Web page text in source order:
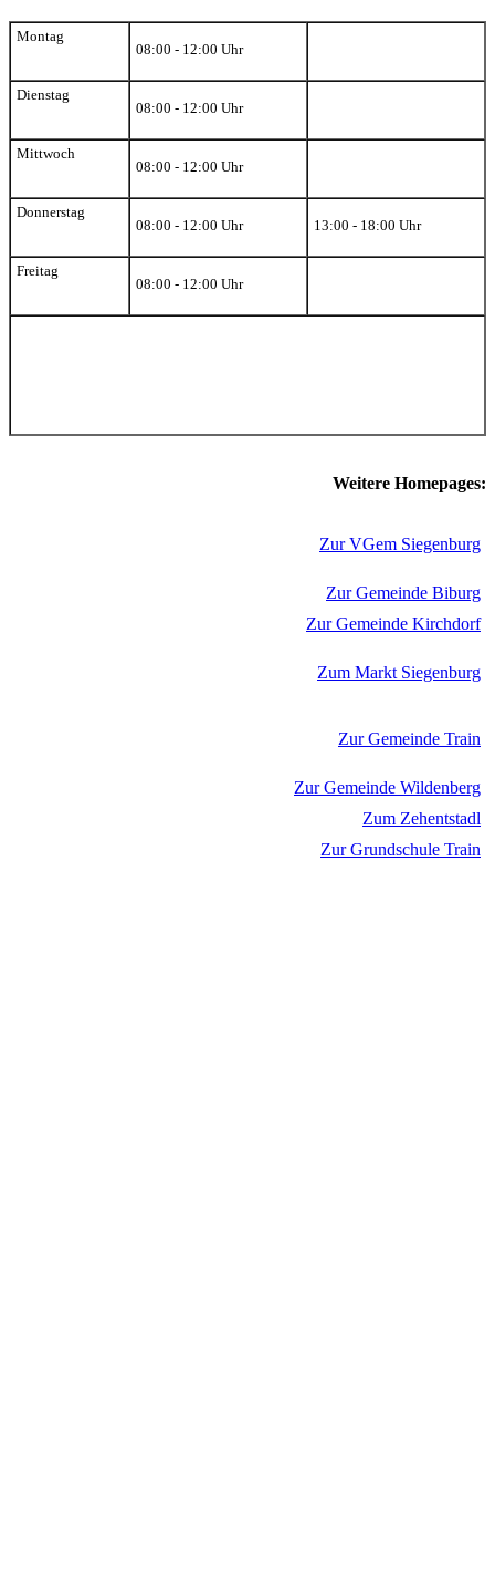
Montag
08:00 - 12:00 Uhr
Dienstag
08:00 - 12:00 Uhr
Mittwoch
08:00 - 12:00 Uhr
Donnerstag
08:00 - 12:00 Uhr
13:00 - 18:00 Uhr
Freitag
08:00 - 12:00 Uhr
Weitere Homepages:
Zur VGem Siegenburg
Zur Gemeinde Biburg
Zur Gemeinde Kirchdorf
Zum Markt Siegenburg
Zur Gemeinde Train
Zur Gemeinde Wildenberg
Zum Zehentstadl
Zur Grundschule Train